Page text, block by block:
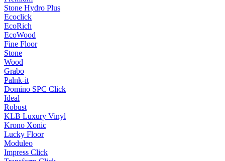
Stone Hydro Plus
Ecoclick
EcoRich
EcoWood
Fine Floor
Stone
Wood
Grabo
Palnk-it
Domino SPC Click
Ideal
Robust
KLB Luxury Vinyl
Krono Xonic
Lucky Floor
Moduleo
Impress Click